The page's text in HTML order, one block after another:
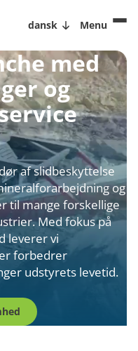
dansk Menu
med
og
af slidbeskyttelse
og
til mange forskellige
Med fokus på
leverer vi
forbedrer
udstyrets levetid.